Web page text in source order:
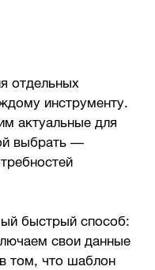
отдельных
инструменту.
актуальные для
выбрать —
быстрый способ:
свои данные
том, что шаблон